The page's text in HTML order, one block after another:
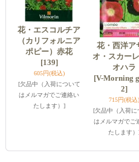
花・エスコルチア
（カリフォルニア
ポピー）赤花
[139]
605円(税込)
[欠品中（入荷について
はメルマガでご連絡い
たします）]
花・西洋ア
オ・スカー
オハラ
[V-Morning
2]
715円(税込)
[欠品中（入荷に
はメルマガでご
たします